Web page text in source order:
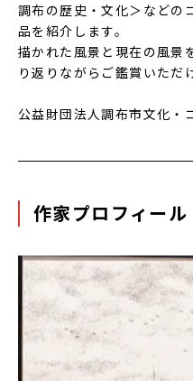
調布の歴史・文化＞などの
品を紹介します。
描かれた風景と現在の風景
り返りながらご鑑賞いただ
公益財団法人調布市文化・
作家プロフィール